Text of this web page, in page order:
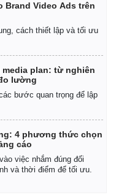
vàng
dùng
giá
Brand Video Ads trên
cách thiết lập và tối ưu
plan: từ nghiên
lường
bước quan trọng để lập
4 phương thức chọn
cáo
việc nhắm đúng đối
và thời điểm để tối ưu.